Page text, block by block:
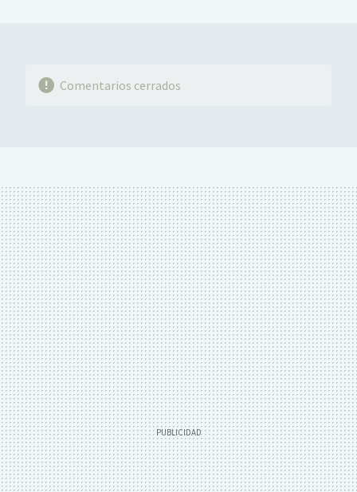
Comentarios cerrados